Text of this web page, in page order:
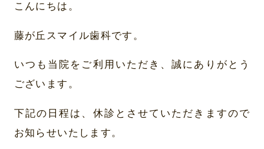
こんにちは。
藤が丘スマイル歯科です。
いつも当院をご利用いただき、誠にありがとう
ございます。
下記の日程は、休診とさせていただきますので
お知らせいたします。